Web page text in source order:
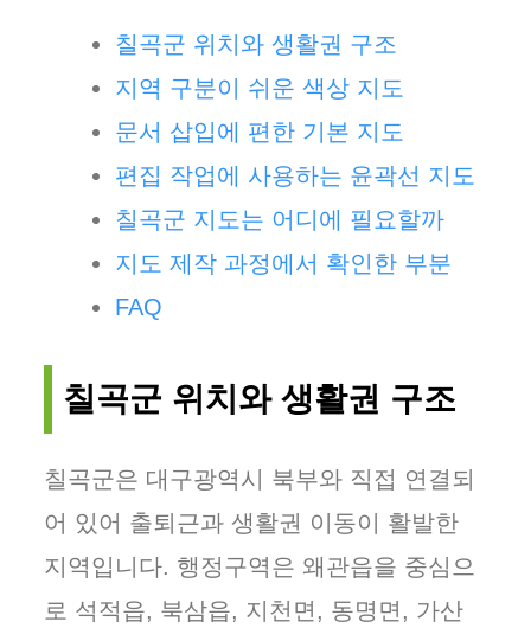
칠곡군 위치와 생활권 구조
지역 구분이 쉬운 색상 지도
문서 삽입에 편한 기본 지도
편집 작업에 사용하는 윤곽선 지도
칠곡군 지도는 어디에 필요할까
지도 제작 과정에서 확인한 부분
FAQ
칠곡군 위치와 생활권 구조
칠곡군은 대구광역시 북부와 직접 연결되
어 있어 출퇴근과 생활권 이동이 활발한
지역입니다. 행정구역은 왜관읍을 중심으
로 석적읍, 북삼읍, 지천면, 동명면, 가산